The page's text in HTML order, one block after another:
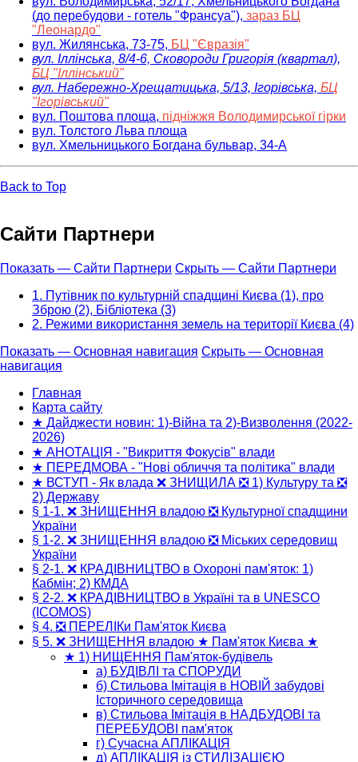
(до перебудови - готель "Франсуа"), зараз БЦ
"Леонардо"
вул. Жилянська, 73-75, БЦ "Євразія"
вул. Іллінська, 8/4-6, Сковороди Григорія (квартал),
БЦ "Іллінський"
вул. Набережно-Хрещатицька, 5/13, Ігорівська, БЦ
"Ігорівський"
вул. Поштова площа, підніжжя Володимирської гірки
вул. Толстого Льва площа
вул. Хмельницького Богдана бульвар, 34-А
Back to Top
Сайти Партнери
Показать — Сайти Партнери Скрыть — Сайти Партнери
1. Путівник по культурній спадщині Києва (1), про
Зброю (2), Бібліотека (3)
2. Режими використання земель на території Києва (4)
Основная
навигация
Показать — Основная навигация Скрыть — Основная
навигация
Главная
Карта сайту
★ Дайджести новин: 1)-Війна та 2)-Визволення (2022-
2026)
★ АНОТАЦІЯ - "Викриття Фокусів" влади
★ ПЕРЕДМОВА - "Нові обличчя та політика" влади
★ ВСТУП - Як влада ❌ ЗНИЩИЛА ❎ 1) Культуру та ❎
2) Державу
§ 1-1. ❌ ЗНИЩЕННЯ владою ❎ Культурної спадщини
України
§ 1-2. ❌ ЗНИЩЕННЯ владою ❎ Міських середовищ
України
§ 2-1. ❌ КРАДІВНИЦТВО в Охороні пам'яток: 1)
Кабмін; 2) КМДА
§ 2-2. ❌ КРАДІВНИЦТВО в Україні та в UNESCO
(ICOMOS)
§ 4. ❎ ПЕРЕЛІКи Пам'яток Києва
§ 5. ❌ ЗНИЩЕННЯ владою ★ Пам'яток Києва ★
★ 1) НИЩЕННЯ Пам'яток-будівель
а) БУДІВЛІ та CПОРУДИ
б) Стильова Імітація в НОВІЙ забудові
Історичного середовища
в) Стильова Імітація в НАДБУДОВІ та
ПЕРЕБУДОВІ пам'яток
г) Сучасна АПЛІКАЦІЯ
д) АПЛІКАЦІЯ із СТИЛІЗАЦІЄЮ